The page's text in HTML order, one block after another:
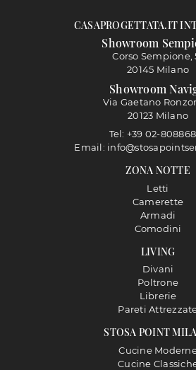
STOSA POINT
Cucine
Cucine
LIVING
Divani
Poltrone
Librerie
Pareti
ZONA NOTTE
Letti
Camerette
Armadi
Comodini
CASAPROGETTATA.IT
Showroom
Corso Sempione,
20145 Milano
Showroom
Via Gaetano
20123 Milano
Tel: +39 02-
Email: